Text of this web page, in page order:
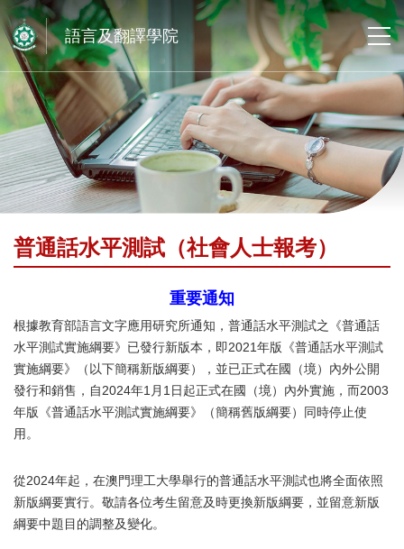
語言及翻譯學院
普通話水平測試（社會人士報考）
重要通知
根據教育部語言文字應用研究所通知，普通話水平測試之《普通話
水平測試實施綱要》已發行新版本，即2021年版《普通話水平測試
實施綱要》（以下簡稱新版綱要），並已正式在國（境）內外公開
發行和銷售，自2024年1月1日起正式在國（境）內外實施，而2003
年版《普通話水平測試實施綱要》（簡稱舊版綱要）同時停止使
用。
從2024年起，在澳門理工大學舉行的普通話水平測試也將全面依照
新版綱要實行。敬請各位考生留意及時更換新版綱要，並留意新版
綱要中題目的調整及變化。